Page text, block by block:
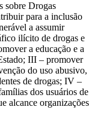
sobre Drogas
para a inclusão
a assumir
ilícito de drogas e
a educação e a
III – promover
do uso abusivo,
de drogas; IV –
dos usuários de
alcance organizações